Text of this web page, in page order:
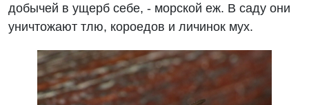
добычей в ущерб себе, - морской еж. В саду они
уничтожают тлю, короедов и личинок мух.